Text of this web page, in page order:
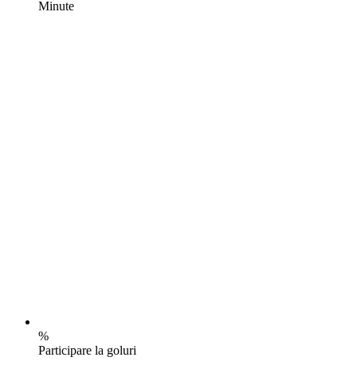
Minute
%
Participare la goluri